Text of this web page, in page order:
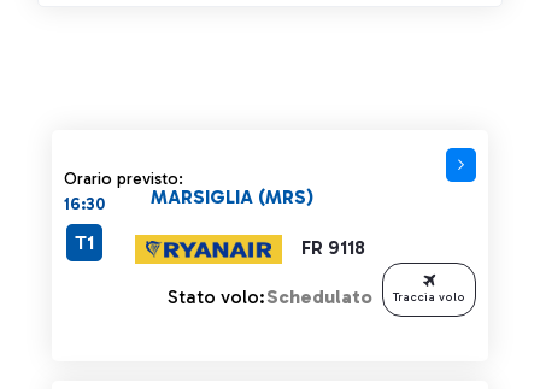
Orario previsto:
16:30
FR 9118
MARSIGLIA (MRS)
T1
Stato volo:Schedulato Traccia volo